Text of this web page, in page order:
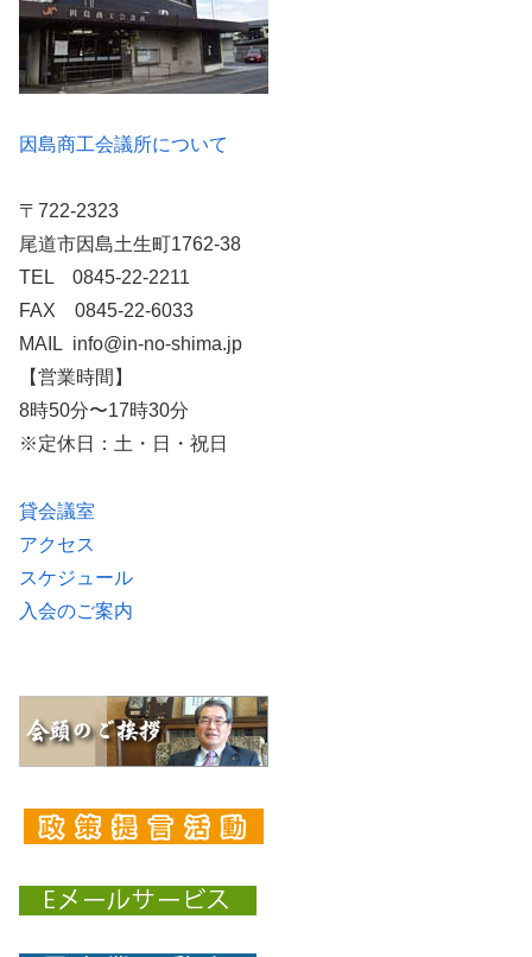
因島商工会議所について
〒722-2323
尾道市因島土生町1762-38
TEL 0845-22-2211
FAX 0845-22-6033
MAIL info@in-no-shima.jp
【営業時間】
8時50分〜17時30分
※定休日：土・日・祝日
貸会議室
アクセス
スケジュール
入会のご案内